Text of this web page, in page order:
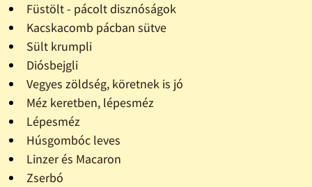
Füstölt - pácolt disznóságok
Kacskacomb pácban sütve
Sült krumpli
Diósbejgli
Vegyes zöldség, köretnek is jó
Méz keretben, lépesméz
Lépesméz
Húsgombóc leves
Linzer és Macaron
Zserbó